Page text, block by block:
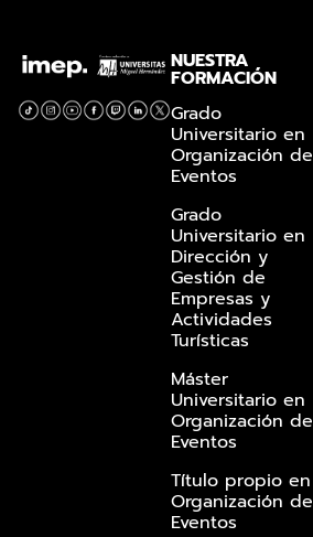
NUESTRA
FORMACIÓN
Grado
Universitario en
Organización de
Eventos
Grado
Universitario en
Dirección y
Gestión de
Empresas y
Actividades
Turísticas
Máster
Universitario en
Organización de
Eventos
Título propio en
Organización de
Eventos